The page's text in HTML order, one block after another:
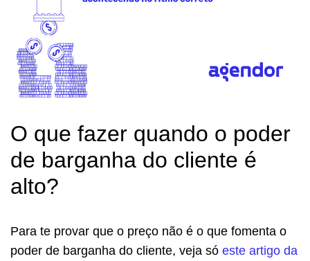
O que fazer quando o poder
de barganha do cliente é
alto?
Para te provar que o preço não é o que fomenta o
poder de barganha do cliente, veja só este artigo da